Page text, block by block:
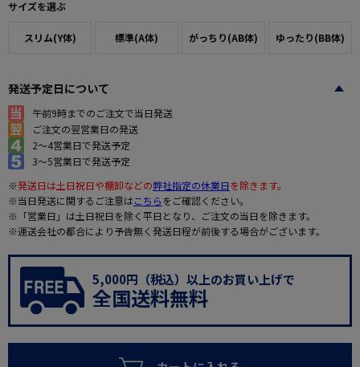
サイズを選ぶ
スリム(Y体) 標準(A体) がっちり(AB体) ゆったり(BB体)
発送予定日について
午前9時までのご注文で当日発送
ご注文の翌営業日の発送
2～4営業日で発送予定
3～5営業日で発送予定
※発送日は土日祝日や棚卸などの弊社指定の休業日を除きます。
※当日発送に関するご注意はこちらをご確認ください。
※「営業日」は土日祝日を除く平日となり、ご注文の当日を除きます。
※運送会社の都合により予告無く発送日程が前後する場合がございます。
5,000円（税込）以上のお買い上げで
全国送料無料